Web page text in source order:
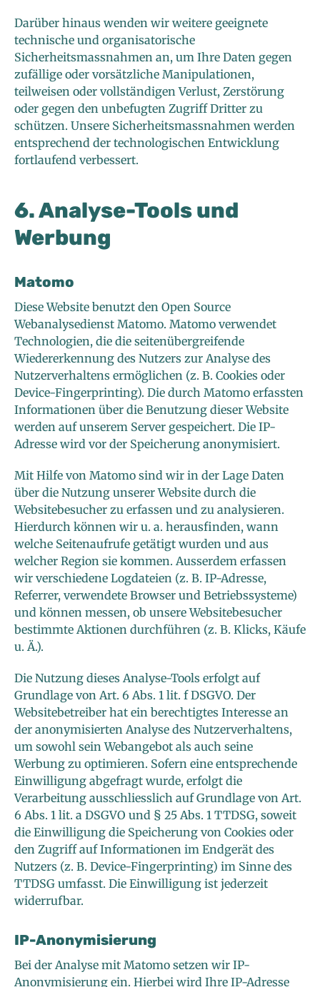
Darüber hinaus wenden wir weitere geeignete
technische und organisatorische
Sicherheitsmassnahmen an, um Ihre Daten gegen
zufällige oder vorsätzliche Manipulationen,
teilweisen oder vollständigen Verlust, Zerstörung
oder gegen den unbefugten Zugriff Dritter zu
schützen. Unsere Sicherheitsmassnahmen werden
entsprechend der technologischen Entwicklung
fortlaufend verbessert.
6. Analyse-Tools und
Werbung
Matomo
Diese Website benutzt den Open Source
Webanalysedienst Matomo. Matomo verwendet
Technologien, die die seitenübergreifende
Wiedererkennung des Nutzers zur Analyse des
Nutzerverhaltens ermöglichen (z. B. Cookies oder
Device-Fingerprinting). Die durch Matomo erfassten
Informationen über die Benutzung dieser Website
werden auf unserem Server gespeichert. Die IP-
Adresse wird vor der Speicherung anonymisiert.
Mit Hilfe von Matomo sind wir in der Lage Daten
über die Nutzung unserer Website durch die
Websitebesucher zu erfassen und zu analysieren.
Hierdurch können wir u. a. herausfinden, wann
welche Seitenaufrufe getätigt wurden und aus
welcher Region sie kommen. Ausserdem erfassen
wir verschiedene Logdateien (z. B. IP-Adresse,
Referrer, verwendete Browser und Betriebssysteme)
und können messen, ob unsere Websitebesucher
bestimmte Aktionen durchführen (z. B. Klicks, Käufe
u. Ä.).
Die Nutzung dieses Analyse-Tools erfolgt auf
Grundlage von Art. 6 Abs. 1 lit. f DSGVO. Der
Websitebetreiber hat ein berechtigtes Interesse an
der anonymisierten Analyse des Nutzerverhaltens,
um sowohl sein Webangebot als auch seine
Werbung zu optimieren. Sofern eine entsprechende
Einwilligung abgefragt wurde, erfolgt die
Verarbeitung ausschliesslich auf Grundlage von Art.
6 Abs. 1 lit. a DSGVO und § 25 Abs. 1 TTDSG, soweit
die Einwilligung die Speicherung von Cookies oder
den Zugriff auf Informationen im Endgerät des
Nutzers (z. B. Device-Fingerprinting) im Sinne des
TTDSG umfasst. Die Einwilligung ist jederzeit
widerrufbar.
IP-Anonymisierung
Bei der Analyse mit Matomo setzen wir IP-
Anonymisierung ein. Hierbei wird Ihre IP-Adresse